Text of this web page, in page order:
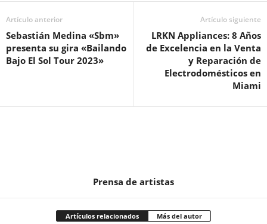
Artículo anterior
Sebastián Medina «Sbm»
presenta su gira «Bailando
Bajo El Sol Tour 2023»
Artículo siguiente
LRKN Appliances: 8 Años
de Excelencia en la Venta
y Reparación de
Electrodomésticos en
Miami
Prensa de artistas
Artículos relacionados Más del autor